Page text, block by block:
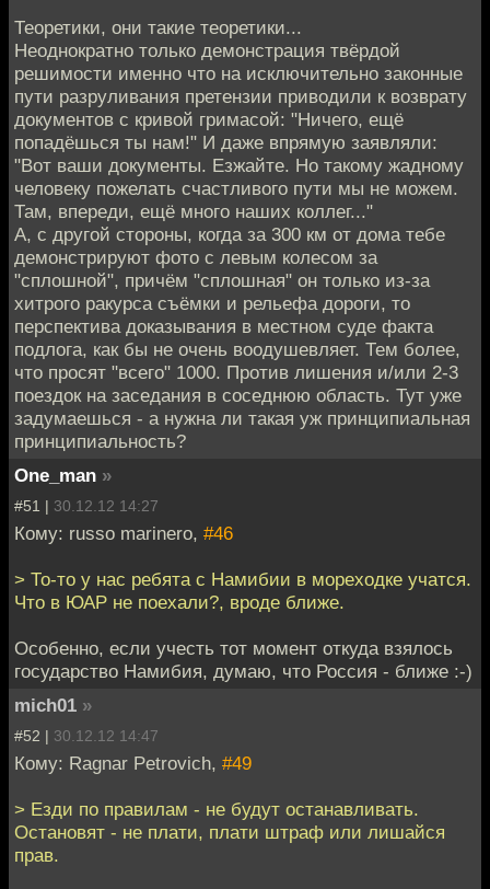
Теоретики, они такие теоретики...
Неоднократно только демонстрация твёрдой
решимости именно что на исключительно законные
пути разруливания претензии приводили к возврату
документов с кривой гримасой: "Ничего, ещё
попадёшься ты нам!" И даже впрямую заявляли:
"Вот ваши документы. Езжайте. Но такому жадному
человеку пожелать счастливого пути мы не можем.
Там, впереди, ещё много наших коллег..."
А, с другой стороны, когда за 300 км от дома тебе
демонстрируют фото с левым колесом за
"сплошной", причём "сплошная" он только из-за
хитрого ракурса съёмки и рельефа дороги, то
перспектива доказывания в местном суде факта
подлога, как бы не очень воодушевляет. Тем более,
что просят "всего" 1000. Против лишения и/или 2-3
поездок на заседания в соседнюю область. Тут уже
задумаешься - а нужна ли такая уж принципиальная
принципиальность?
One_man »
#51 | 30.12.12 14:27
Кому: russo marinero, #46
> То-то у нас ребята с Намибии в мореходке учатся.
Что в ЮАР не поехали?, вроде ближе.
Особенно, если учесть тот момент откуда взялось
государство Намибия, думаю, что Россия - ближе :-)
mich01 »
#52 | 30.12.12 14:47
Кому: Ragnar Petrovich, #49
> Езди по правилам - не будут останавливать.
Остановят - не плати, плати штраф или лишайся
прав.